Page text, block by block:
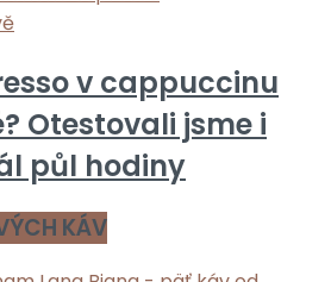
v cappuccinu
Otestovali jsme i
půl hodiny
KÁV